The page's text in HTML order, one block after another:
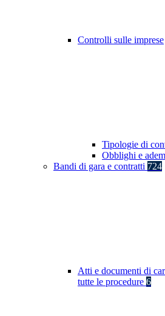
Controlli sulle imprese
Tipologie di
Obblighi e
Bandi di gara e contratti 724
Atti e documenti di
tutte le procedure 6